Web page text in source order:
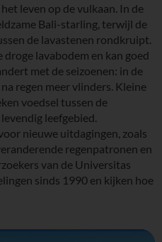
leven op de vulkaan. In de
Bali-starling, terwijl de
de lavastenen rondkruipt.
lavabodem en kan goed
met de seizoenen: in de
regen meer vlinders. Kleine
voedsel tussen de
leefgebied.
nieuwe uitdagingen, zoals
regenpatronen en
van de Universitas
sinds 1990 en kijken hoe